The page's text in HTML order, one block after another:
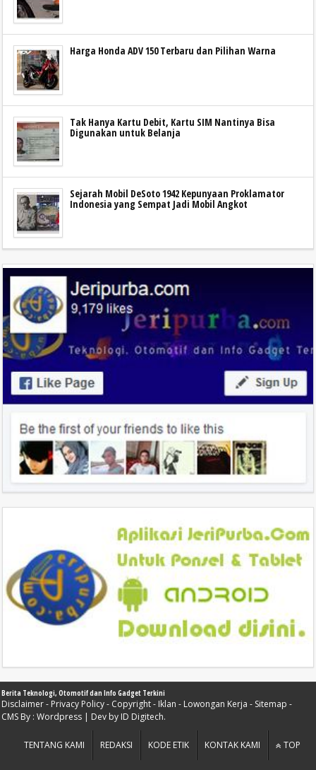
Harga Honda ADV 150 Terbaru dan Pilihan Warna
Tak Hanya Kartu Debit, Kartu SIM Nantinya Bisa
Digunakan untuk Belanja
Sejarah Mobil DeSoto 1942 Kepunyaan Proklamator
Indonesia yang Sempat Jadi Mobil Angkot
Berita Teknologi, Otomotif dan Info Gadget Terkini
Disclaimer- Privacy Policy- Copyright- Iklan - Lowongan Kerja - Sitemap -
CMS By : Wordpress | Dev by ID Digitech.
TENTANG KAMI REDAKSI KODE ETIK KONTAK KAMI TOP